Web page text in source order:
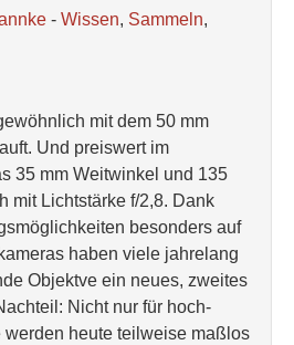
- Wissen, Sammeln,
mit dem 50 mm
Und preiswert im
35 mm Weitwinkel und 135
mit Lichtstärke f/2,8. Dank
besonders auf
haben viele jahrelang
Objektve ein neues, zweites
Nicht nur für hoch-
werden heute teilweise maßlos